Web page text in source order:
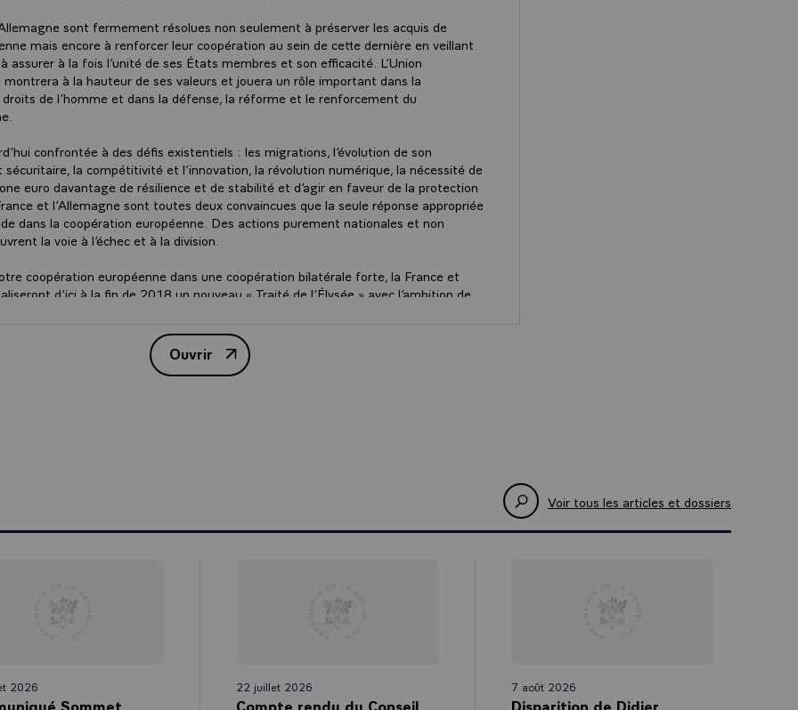
sont fermement résolues non seulement à préserver les acquis de
mais encore à renforcer leur coopération au sein de cette dernière en veillant
assurer à la fois l’unité de ses États membres et son efficacité. L’Union
montrera à la hauteur de ses valeurs et jouera un rôle important dans la
de l’homme et dans la défense, la réforme et le renforcement du
confrontée à des défis existentiels : les migrations, l’évolution de son
sécuritaire, la compétitivité et l’innovation, la révolution numérique, la nécessité de
euro davantage de résilience et de stabilité et d’agir en faveur de la protection
et l’Allemagne sont toutes deux convaincues que la seule réponse appropriée
dans la coopération européenne. Des actions purement nationales et non
la voie à l’échec et à la division.
coopération européenne dans une coopération bilatérale forte, la France et
d’ici à la fin de 2018 un nouveau « Traité de l’Élysée » avec l’ambition de
de la langue de leur partenaire.
précède, la France et l’Allemagne sont convenues aujourd’hui à Meseberg de ce
sur de nouveaux formats, tels qu’un Conseil de sécurité de l’UE, et des moyens
politiques de l’UE.
de la présence de nos deux États au Conseil de sécurité des Nations Unies pour
Ouvrir
Déclaration de Meseberg – Renouveler les promesses de l’Europe en matière de
Voir tous les articles et dossiers
2026
Sommet
22 juillet 2026
Compte rendu du Conseil
7 août 2026
Disparition de Didier